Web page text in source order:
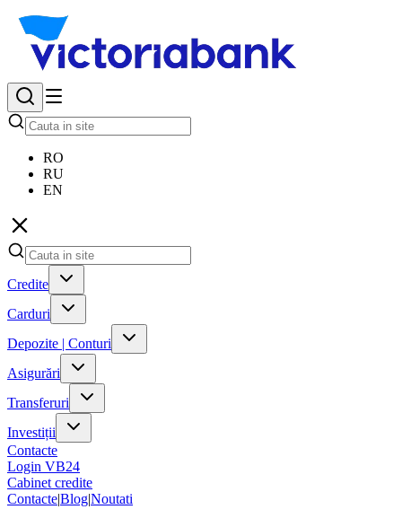
RO
RU
EN
Credite
Carduri
Depozite | Conturi
Asigurări
Transferuri
Investiții
Contacte
Login VB24
Cabinet credite
Contacte|Blog|Noutati